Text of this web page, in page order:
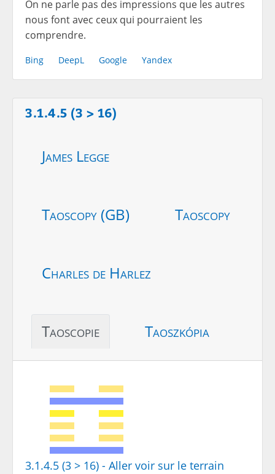
On ne parle pas des impressions que les autres
nous font avec ceux qui pourraient les
comprendre.
Bing DeepL Google Yandex
3.1.4.5 (3 > 16)
James Legge
Taoscopy (GB) Taoscopy
Charles de Harlez
Taoscopie Taoszkópia
3.1.4.5 (3 > 16) - Aller voir sur le terrain